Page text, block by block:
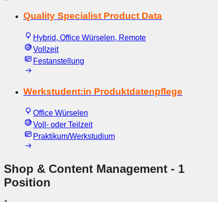
Quality Specialist Product Data
Hybrid, Office Würselen, Remote
Vollzeit
Festanstellung
Werkstudent:in Produktdatenpflege
Office Würselen
Voll- oder Teilzeit
Praktikum/Werkstudium
Shop & Content Management - 1
Position